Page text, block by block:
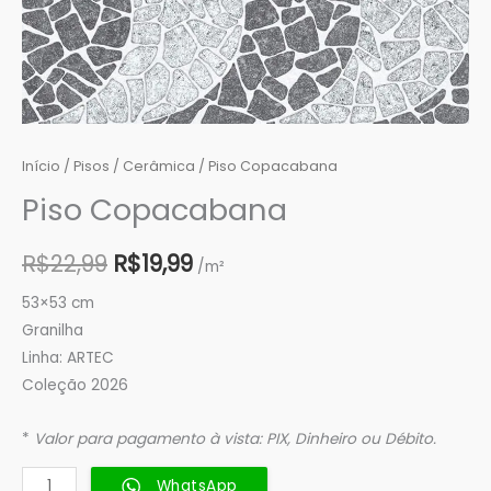
Início / Pisos / Cerâmica / Piso Copacabana
Piso Copacabana
R$22,99 R$19,99 /m²
53×53 cm
Granilha
Linha: ARTEC
Coleção 2026
* Valor para pagamento à vista: PIX, Dinheiro ou Débito.
WhatsApp